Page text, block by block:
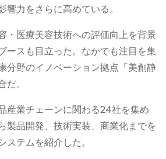
力をさらに高めている。
・医療美容技術への評価向上を背景
ースも目立った。なかでも注目を集
分野のイノベーション拠点「美創静
。
産業チェーンに関わる24社を集め
製品開発、技術実装、商業化までを
テムを紹介した。